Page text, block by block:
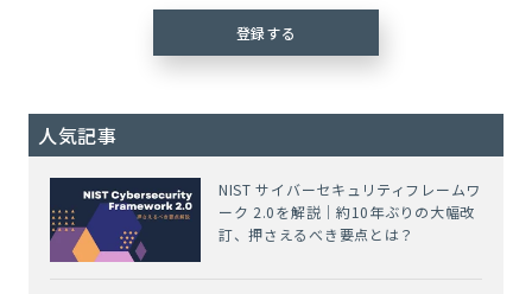
人気記事
NIST サイバーセキュリティフレームワ
ーク 2.0を解説｜約10年ぶりの大幅改
訂、押さえるべき要点とは？